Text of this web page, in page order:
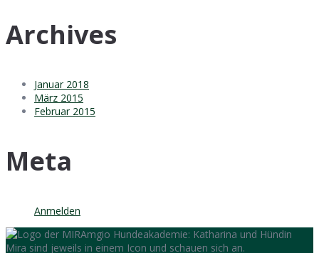
Archives
Januar 2018
März 2015
Februar 2015
Meta
Anmelden